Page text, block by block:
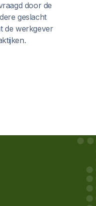
door de
geslacht
de werkgever